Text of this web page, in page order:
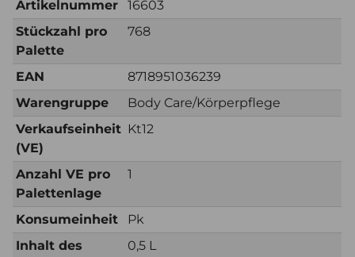
Artikelnummer
16603
Stückzahl pro
Palette
768
EAN
8718951036239
Warengruppe
Body Care/Körperpflege
Verkaufseinheit
(VE)
Kt12
Anzahl VE pro
Palettenlage
1
Konsumeinheit
Pk
Inhalt des
0,5 L